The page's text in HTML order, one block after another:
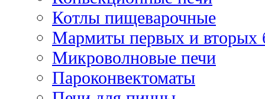
Котлы пищеварочные
Мармиты первых и вторых
Микроволновые печи
Пароконвектоматы